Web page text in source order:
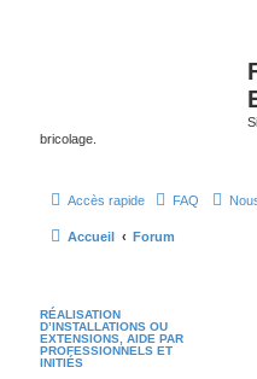
bricolage.
Accès rapide FAQ
Accueil Forum
RÉALISATION
D’INSTALLATIONS OU
EXTENSIONS, AIDE PAR
PROFESSIONNELS ET
INITIÉS